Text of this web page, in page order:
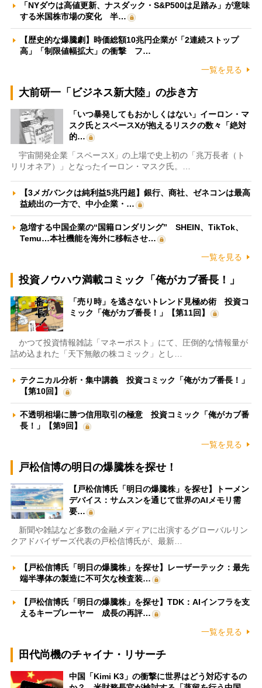
「NYダウは高値更新、ナスダック・S&P500は足踏み」が意味
する米国株市場の変化 半…
【歴史的な爆騰劇】時価総額10兆円企業が「2連続ストップ
高」「制限値幅拡大」の衝撃 フ…
一覧を見る
大前研一「ビジネス新大陸」の歩き方
「いつ暴発してもおかしくはない」イーロン・マ
スク氏とスペースXが抱えるリスクの数々「絶対
的…
宇宙開発企業「スペースX」の上場で史上初の「兆万長者（ト
リリオネア）」となったイーロン・マスク氏。…
【3メガバンクは純利益5兆円超】銀行、商社、ゼネコンは最高
益続出の一方で、中小企業・…
急増する中国企業の“国籍ロンダリング” SHEIN、TikTok、
Temu…本社機能を海外に移転させ…
一覧を見る
投資ノウハウ満載コミック「俺がカブ番長！」
「売り時」を逃さないトレンド見極め術 投資コ
ミック「俺がカブ番長！」【第11回】
かつて投資情報雑誌「マネーポスト」にて、圧倒的な情報量が
詰め込まれた「天下無敵の株コミック」とし…
テクニカル分析・集中講義 投資コミック「俺がカブ番長！」
【第10回】
不透明相場に勝つ信用取引の極意 投資コミック「俺がカブ番
長！」【第9回】
一覧を見る
戸松信博の明日の爆騰株を探せ！
【戸松信博氏「明日の爆騰株」を探せ】トーメン
デバイス：サムスンを通じて世界のAIメモリ需
要…
新聞や雑誌など多数の金融メディアに出演するグローバルリン
クアドバイザーズ代表の戸松信博氏が、最新…
【戸松信博氏「明日の爆騰株」を探せ】レーザーテック：最先
端半導体の製造に不可欠な検査装…
【戸松信博氏「明日の爆騰株」を探せ】TDK：AIインフラを支
えるキープレーヤー 成長の再評…
一覧を見る
田代尚機のチャイナ・リサーチ
中国「Kimi K3」の衝撃に世界はどう対応するの